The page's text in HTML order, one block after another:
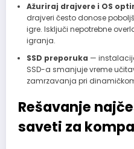
Ažuriraj drajvere i OS
drajveri često donose
igre. Isključi nepotrebne
igranja.
SSD preporuka —
SSD-a smanjuje vreme
zamrzavanja pri
Rešavanje
saveti za